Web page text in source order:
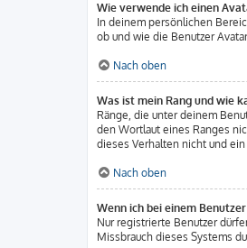
Wie verwende ich einen
In deinem persönlichen
ob und wie die Benutzer
Nach oben
Was ist mein Rang und wie
Ränge, die unter deinem
den Wortlaut eines Ranges
dieses Verhalten nicht und
Nach oben
Wenn ich bei einem
Nur registrierte Benutzer
Missbrauch dieses Systems